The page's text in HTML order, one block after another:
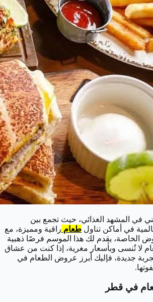
في المشهد الغذائي، حيث تجمع بين
في أماكن تناول طعام راقية ومميزة، مع
الخاصة، يقدم لك هذا الموسم فرصًا ذهبية
لا تُنسى وبأسعار مغرية، إذا كنت من عشاق
جديدة، فإليك أبرز عروض الطعام في
في قطر